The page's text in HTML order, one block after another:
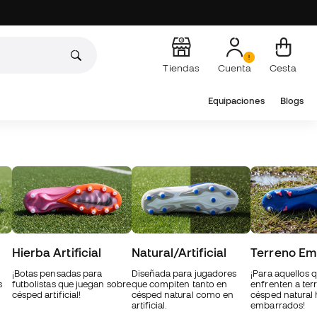
Tiendas Cuenta Cesta
Equipaciones Blogs
Hierba Artificial
¡Botas pensadas para
futbolistas que juegan sobre
césped artificial!
Natural/Artificial
Diseñada para jugadores
que compiten tanto en
césped natural como en
artificial.
Terreno
¡Para aquellos
enfrenten a
césped natural
embarrados!